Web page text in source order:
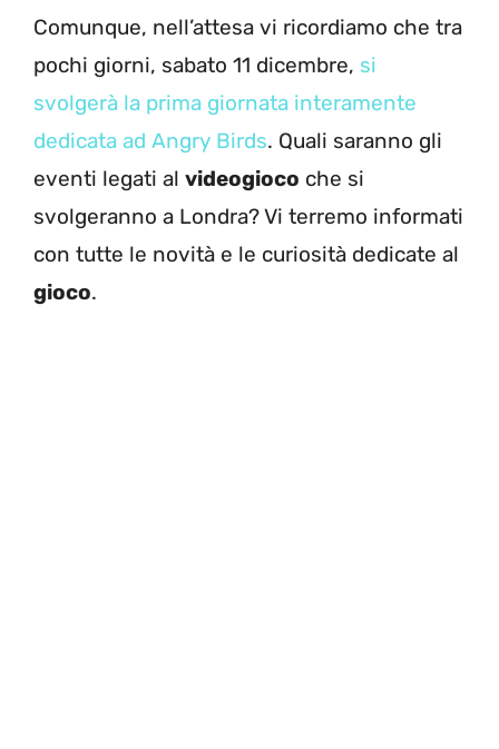
Comunque, nell’attesa vi ricordiamo che tra
pochi giorni, sabato 11 dicembre, si
svolgerà la prima giornata interamente
dedicata ad Angry Birds. Quali saranno gli
eventi legati al videogioco che si
svolgeranno a Londra? Vi terremo informati
con tutte le novità e le curiosità dedicate al
gioco.